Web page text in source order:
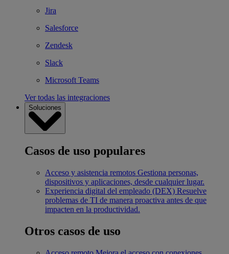
Jira
Salesforce
Zendesk
Slack
Microsoft Teams
Ver todas las integraciones
Soluciones
Casos de uso populares
Acceso y asistencia remotos Gestiona personas,
dispositivos y aplicaciones, desde cualquier lugar.
Experiencia digital del empleado (DEX) Resuelve
problemas de TI de manera proactiva antes de que
impacten en la productividad.
Otros casos de uso